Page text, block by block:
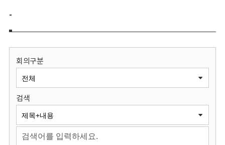
보
원
회
-
회의구분
검색